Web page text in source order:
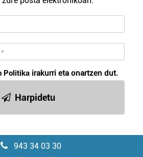
Politika irakurri eta onartzen dut.
Harpidetu
943 34 03 30